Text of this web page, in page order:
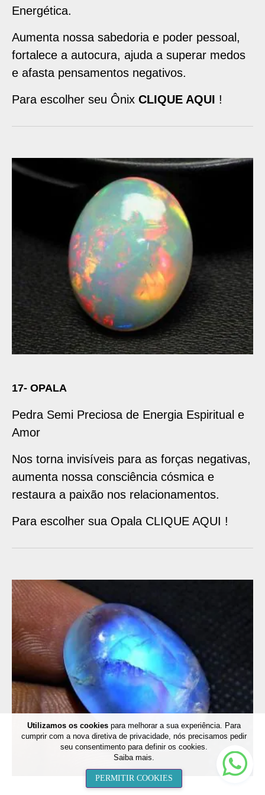
Utilizamos os cookies para melhorar a sua experiência. Para
cumprir com a nova diretiva de privacidade, nós precisamos pedir
seu consentimento para definir os cookies.
Saiba mais.
PERMITIR COOKIES
Energética.
Aumenta nossa sabedoria e poder pessoal,
fortalece a autocura, ajuda a superar medos
e afasta pensamentos negativos.
Para escolher seu Ônix CLIQUE AQUI !
17- OPALA
Pedra Semi Preciosa de Energia Espiritual e
Amor
Nos torna invisíveis para as forças negativas,
aumenta nossa consciência cósmica e
restaura a paixão nos relacionamentos.
Para escolher sua Opala CLIQUE AQUI !